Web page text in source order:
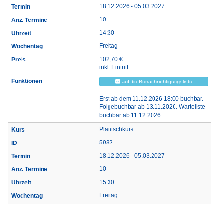
18.12.2026 - 05.03.2027
10
14:30
Freitag
102,70 €
inkl. Eintritt ...
auf die Benachrichtigungsliste
Erst ab dem 11.12.2026 18:00 buchbar.
Folgebuchbar ab 13.11.2026. Warteliste
buchbar ab 11.12.2026.
Plantschkurs
5932
18.12.2026 - 05.03.2027
10
15:30
Freitag